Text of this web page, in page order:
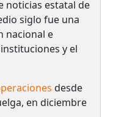
noticias estatal de
siglo fue una
nacional e
y el
desde
en diciembre